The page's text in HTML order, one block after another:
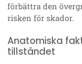
förbättra den
risken för skador.
Anatomiska
tillståndet